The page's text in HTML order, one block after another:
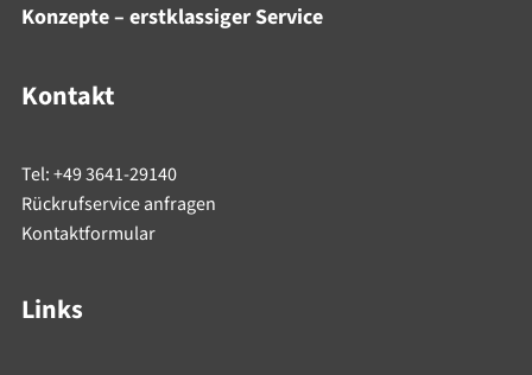
Konzepte – erstklassiger Service
Kontakt
Tel: +49 3641-29140
Rückrufservice anfragen
Kontaktformular
Links